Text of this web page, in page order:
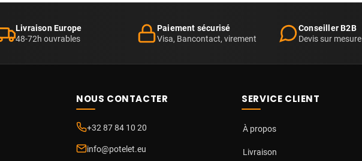
Livraison Europe
48-72h ouvrables
Paiement sécurisé
Visa, Bancontact, virement
Conseiller B2B
Devis sur mesure
NOUS CONTACTER
+32 87 84 10 20
info@potelet.eu
SERVICE CLIENT
À propos
Livraison